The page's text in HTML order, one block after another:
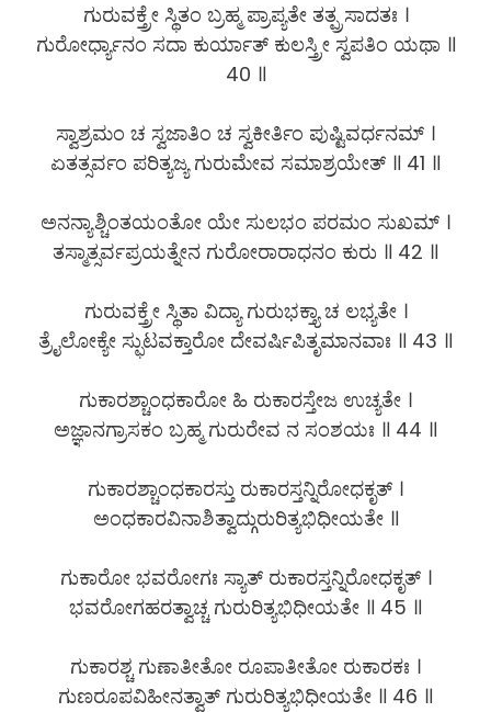
ಗುರುವಕ್ತ್ರೇ ಸ್ಥಿತಂ ಬ್ರಹ್ಮ ಪ್ರಾಪ್ಯತೇ ತತ್ಪ್ರಸಾದತಃ ।
ಗುರೋರ್ಧ್ಯಾನಂ ಸದಾ ಕುರ್ಯಾತ್ ಕುಲಸ್ತ್ರೀ ಸ್ವಪತಿಂ ಯಥಾ ॥
40 ॥
ಸ್ವಾಶ್ರಮಂ ಚ ಸ್ವಜಾತಿಂ ಚ ಸ್ವಕೀರ್ತಿಂ ಪುಷ್ಟಿವರ್ಧನಮ್ ।
ಏತತ್ಸರ್ವಂ ಪರಿತ್ಯಜ್ಯ ಗುರುಮೇವ ಸಮಾಶ್ರಯೇತ್ ॥ 41 ॥
ಅನನ್ಯಾಶ್ಚಿಂತಯಂತೋ ಯೇ ಸುಲಭಂ ಪರಮಂ ಸುಖಮ್ ।
ತಸ್ಮಾತ್ಸರ್ವಪ್ರಯತ್ನೇನ ಗುರೋರಾರಾಧನಂ ಕುರು ॥ 42 ॥
ಗುರುವಕ್ತ್ರೇ ಸ್ಥಿತಾ ವಿದ್ಯಾ ಗುರುಭಕ್ತ್ಯಾ ಚ ಲಭ್ಯತೇ ।
ತ್ರೈಲೋಕ್ಯೇ ಸ್ಫುಟವಕ್ತಾರೋ ದೇವರ್ಷಿಪಿತೃಮಾನವಾಃ ॥ 43 ॥
ಗುಕಾರಶ್ಚಾಂಧಕಾರೋ ಹಿ ರುಕಾರಸ್ತೇಜ ಉಚ್ಯತೇ ।
ಅಜ್ಞಾನಗ್ರಾಸಕಂ ಬ್ರಹ್ಮ ಗುರುರೇವ ನ ಸಂಶಯಃ ॥ 44 ॥
ಗುಕಾರಶ್ಚಾಂಧಕಾರಸ್ತು ರುಕಾರಸ್ತನ್ನಿರೋಧಕೃತ್ ।
ಅಂಧಕಾರವಿನಾಶಿತ್ವಾದ್ಗುರುರಿತ್ಯಭಿಧೀಯತೇ ॥
ಗುಕಾರೋ ಭವರೋಗಃ ಸ್ಯಾತ್ ರುಕಾರಸ್ತನ್ನಿರೋಧಕೃತ್ ।
ಭವರೋಗಹರತ್ವಾಚ್ಚ ಗುರುರಿತ್ಯಭಿಧೀಯತೇ ॥ 45 ॥
ಗುಕಾರಶ್ಚ ಗುಣಾತೀತೋ ರೂಪಾತೀತೋ ರುಕಾರಕಃ ।
ಗುಣರೂಪವಿಹೀನತ್ವಾತ್ ಗುರುರಿತ್ಯಭಿಧೀಯತೇ ॥ 46 ॥